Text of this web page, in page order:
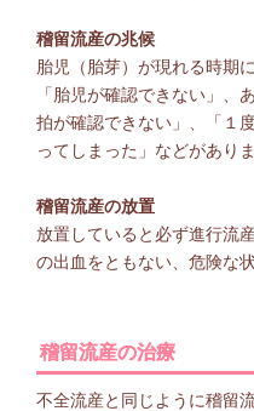
稽留流産の兆候
胎児（胎芽）が現れる時期
「胎児が確認できない」、
拍が確認できない」、「１
ってしまった」などがありま
稽留流産の放置
放置していると必ず進行流
の出血をともない、危険な
稽留流産の治療
不全流産と同じように稽留